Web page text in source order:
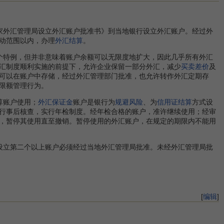
汇管理局设立外汇账户批准书》到当地银行设立外汇账户。经过外
范围以内，办理外汇结算。
，但并非意味着账户余额可以无限度地扩大，因此几乎所有外汇
制度顺利实施的前提下，允许企业保留一部分外汇，减少买卖差价及
在账户中存储，经过外汇管理部门批准，也允许转作外汇定期存
额管理行为。
户使用； 外汇保证金账户是银行为规避风险 、为信用证结算方式设
后核查，实行年检制度。经年检合格的账户，准许继续使用；经审
停其使用直至撤销。暂停使用的外汇账户，在规定的期限内不能用
二个以上账户必须经过当地外汇管理局批准。未经外汇管理局批
[编辑]